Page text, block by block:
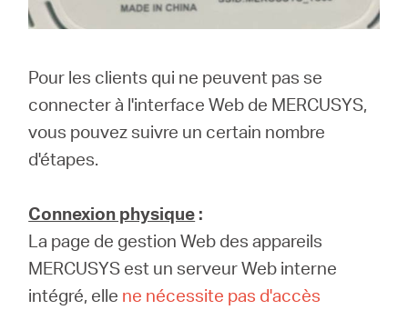
Pour les clients qui ne peuvent pas se
connecter à l'interface Web de MERCUSYS,
vous pouvez suivre un certain nombre
d'étapes.
Connexion physique :
La page de gestion Web des appareils
MERCUSYS est un serveur Web interne
intégré, elle ne nécessite pas d'accès